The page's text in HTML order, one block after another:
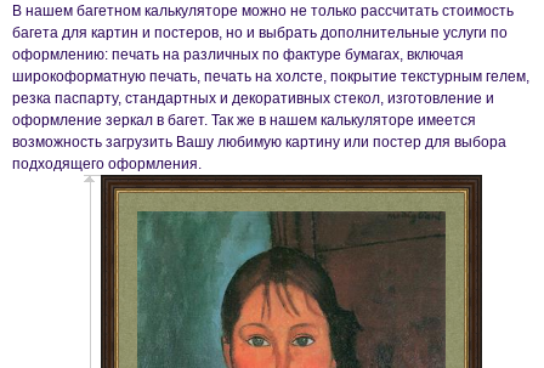
В нашем багетном калькуляторе можно не только рассчитать стоимость
багета для картин и постеров, но и выбрать дополнительные услуги по
оформлению: печать на различных по фактуре бумагах, включая
широкоформатную печать, печать на холсте, покрытие текстурным гелем,
резка паспарту, стандартных и декоративных стекол, изготовление и
оформление зеркал в багет. Так же в нашем калькуляторе имеется
возможность загрузить Вашу любимую картину или постер для выбора
подходящего оформления.